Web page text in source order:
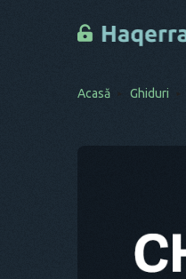
Acasă Ghiduri